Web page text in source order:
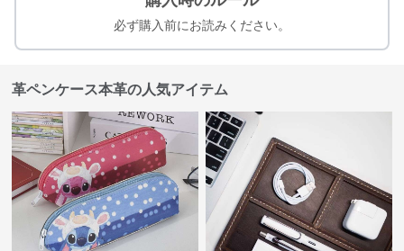
必ず購入前にお読みください。
革ペンケース本革の人気アイテム